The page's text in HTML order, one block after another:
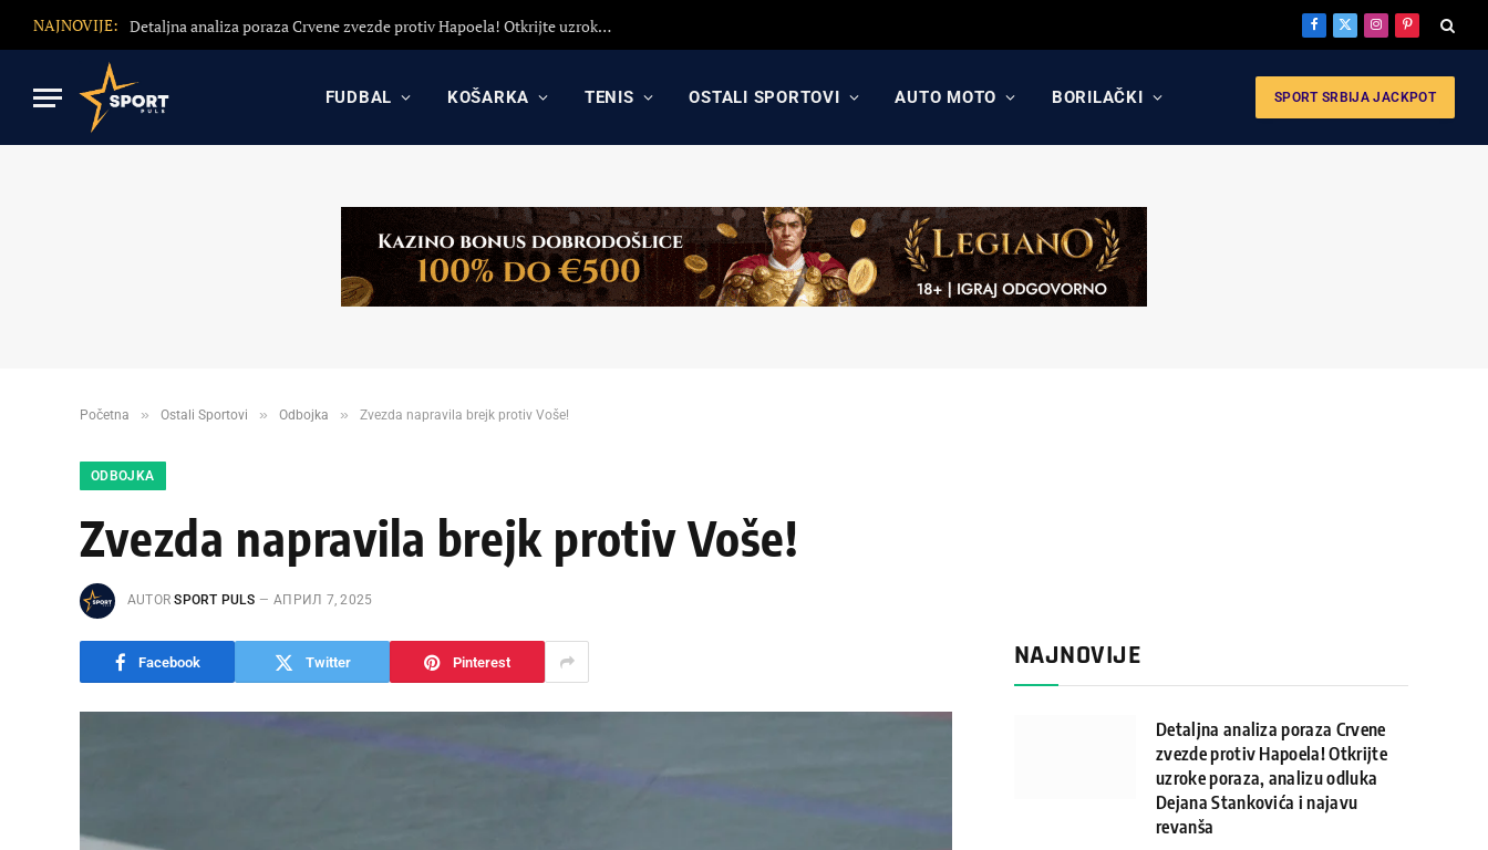
NAJNOVIJE: Detaljna analiza poraza Crvene zvezde protiv Hapoela! Otkrijte uzroke poraza, analizu odluka Dejana Stankovića i najavu revanša Facebook
X
Instagram
Pinterest
FUDBAL KOŠARKA TENIS OSTALI SPORTOVI AUTO MOTO BORILAČKI SPORT SRBIJA JACKPOT
Početna » Ostali Sportovi » Odbojka » Zvezda napravila brejk protiv Voše!
ODBOJKA
Zvezda napravila brejk protiv Voše!
AUTOR SPORT PULS АПРИЛ 7, 2025
Facebook Twitter Pinterest NAJNOVIJE
Detaljna analiza poraza Crvene
zvezde protiv Hapoela! Otkrijte
uzroke poraza, analizu odluka
Dejana Stankovića i najavu
revanša